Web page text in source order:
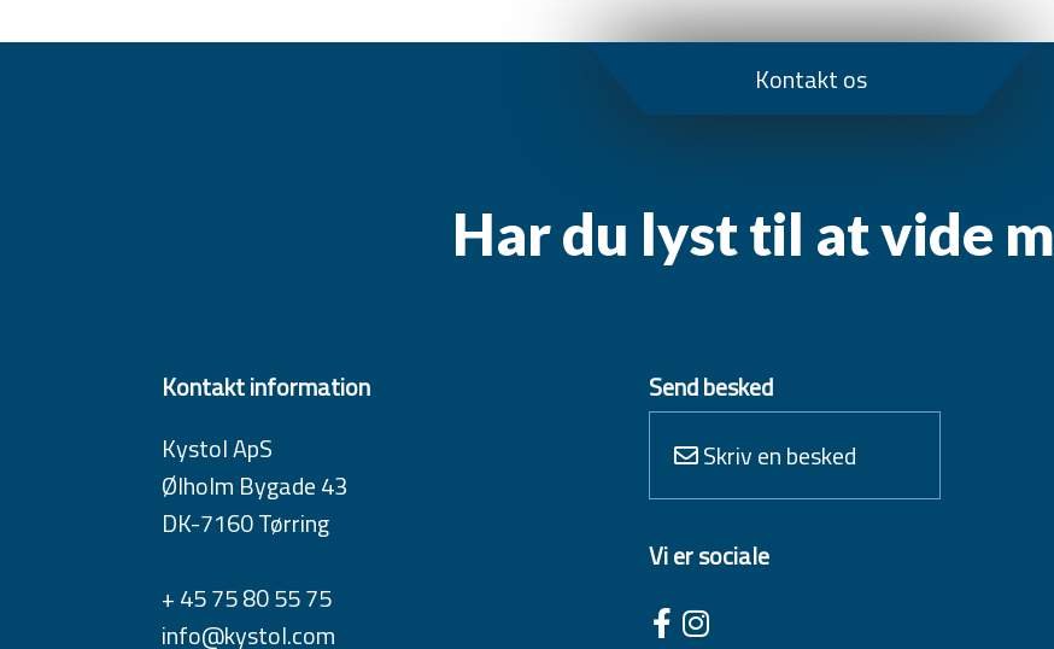
Kontakt os
Har du lyst til at vide
Kontakt information
Kystol ApS
Ølholm Bygade 43
DK-7160 Tørring
+ 45 75 80 55 75
info@kystol.com
Send besked
Skriv en besked
Vi er sociale